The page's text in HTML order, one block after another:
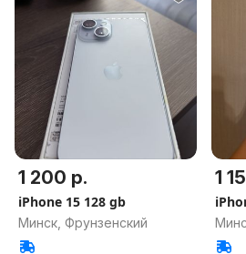
1 200 р.
iPhone 15 128 gb
Минск, Фрунзенский
1